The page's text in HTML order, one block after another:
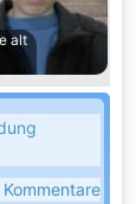
alt
Kommentare